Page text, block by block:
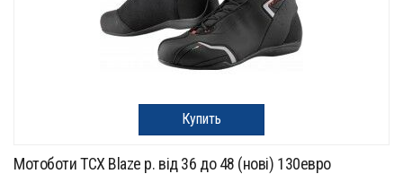
Купить
Мотоботи TCX Blaze p. від 36 до 48 (нові) 130евро